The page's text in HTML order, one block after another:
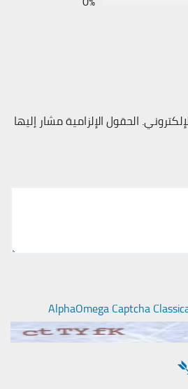
الحقول الإلزامية مشار إليها
AlphaOmega Captcha